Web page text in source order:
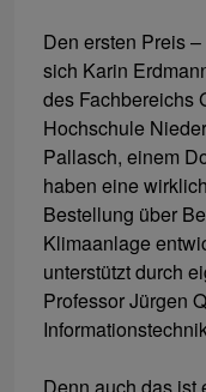
Den ersten Preis
sich Karin
des Fachbereichs
Hochschule
Pallasch, einem
haben eine
Bestellung über
Klimaanlage
unterstützt durch
Professor Jürgen